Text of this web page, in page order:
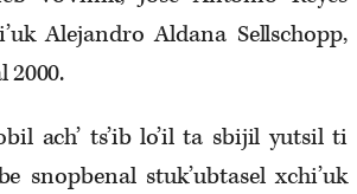
Alejandro Aldana Sellschopp,
2000.
ach’ ts’ib lo’il ta sbijil yutsil ti
snopbenal stuk’ubtasel xchi’uk